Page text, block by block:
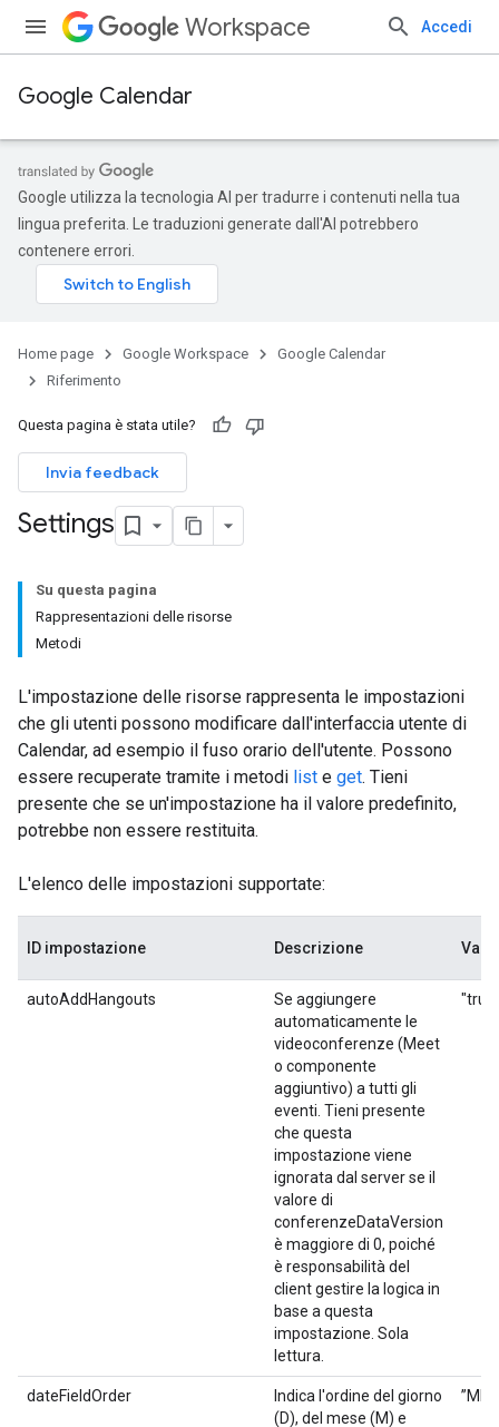
Workspace Accedi
Google Calendar
Google utilizza la tecnologia AI per tradurre i contenuti nella tua
lingua preferita. Le traduzioni generate dall'AI potrebbero
contenere errori.
Home page Google Workspace
Google Calendar
Riferimento
Questa pagina è stata utile?
Invia feedback
Settings
Su questa pagina
Rappresentazioni delle risorse
Metodi
L'impostazione delle risorse rappresenta le impostazioni
che gli utenti possono modificare dall'interfaccia utente di
Calendar, ad esempio il fuso orario dell'utente. Possono
essere recuperate tramite i metodi list e get. Tieni
presente che se un'impostazione ha il valore predefinito,
potrebbe non essere restituita.
L'elenco delle impostazioni supportate:
ID impostazione Descrizione
autoAddHangouts
Se aggiungere
automaticamente le
videoconferenze (Meet
o componente
aggiuntivo) a tutti gli
eventi. Tieni presente
che questa
impostazione viene
ignorata dal server se il
valore di
conferenzeDataVersion
è maggiore di 0, poiché
è responsabilità del
client gestire la logica in
base a questa
impostazione. Sola
lettura.
dateFieldOrder
Indica l'ordine del giorno
(D), del mese (M) e